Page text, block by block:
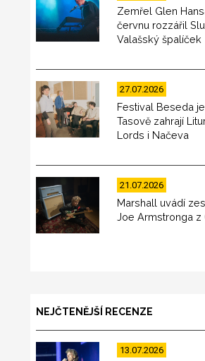
Zemřel Glen
červnu rozzářil
Valašský špalíček
27.07.2026
Festival Beseda
Tasově zahrají
Lords i Načeva
21.07.2026
Marshall uvádí
Joe Armstronga z
NEJČTENĚJŠÍ RECENZE
13.07.2026